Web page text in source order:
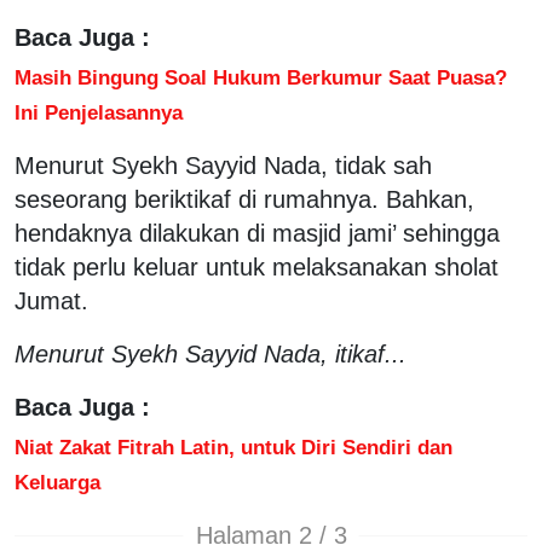
Baca Juga :
Masih Bingung Soal Hukum Berkumur Saat Puasa?
Ini Penjelasannya
Menurut Syekh Sayyid Nada, tidak sah
seseorang beriktikaf di rumahnya. Bahkan,
hendaknya dilakukan di masjid jami’ sehingga
tidak perlu keluar untuk melaksanakan sholat
Jumat.
Menurut Syekh Sayyid Nada, itikaf...
Baca Juga :
Niat Zakat Fitrah Latin, untuk Diri Sendiri dan
Keluarga
Halaman 2 / 3